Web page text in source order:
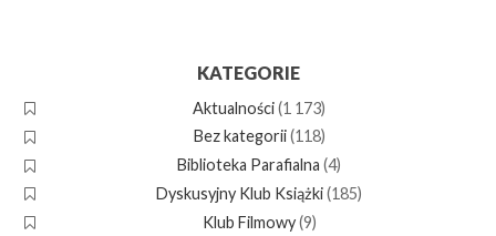
KATEGORIE
Aktualności(1 173)
Bez kategorii(118)
Biblioteka Parafialna (4)
Dyskusyjny Klub Książki(185)
Klub Filmowy(9)